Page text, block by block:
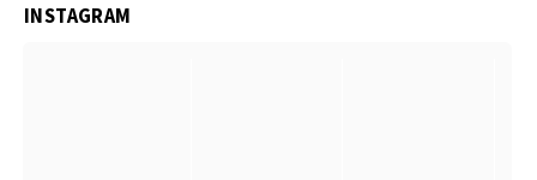
INSTAGRAM